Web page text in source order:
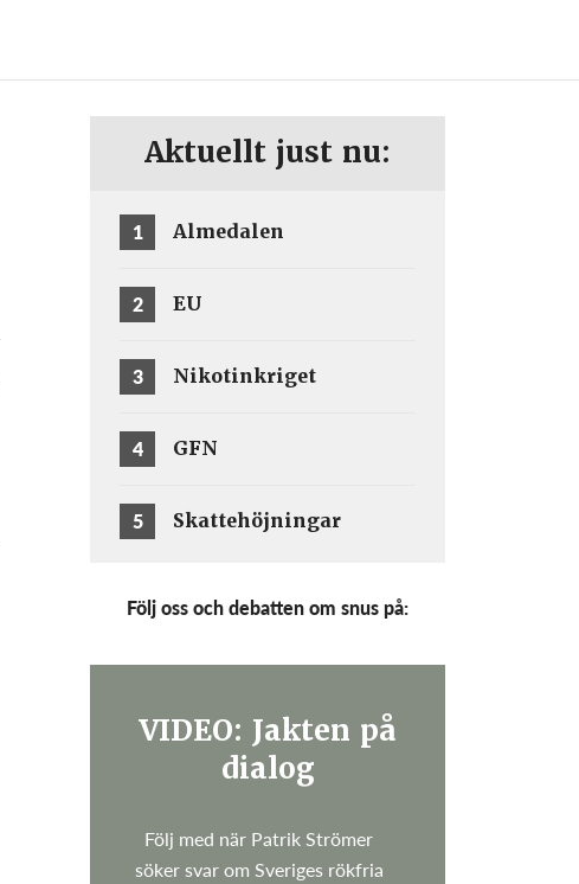
Aktuellt just nu:
1 Almedalen
2 EU
3 Nikotinkriget
4 GFN
5 Skattehöjningar
Följ oss och debatten om snus på:
VIDEO: Jakten på
dialog
Följ med när Patrik Strömer
söker svar om Sveriges rökfria